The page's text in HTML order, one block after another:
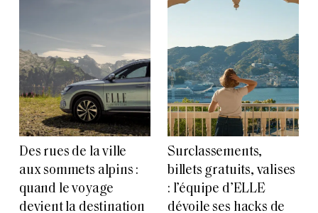
Des rues de la ville
aux sommets alpins :
quand le voyage
devient la destination
Surclassements,
billets gratuits, valises
: l’équipe d’ELLE
dévoile ses hacks de